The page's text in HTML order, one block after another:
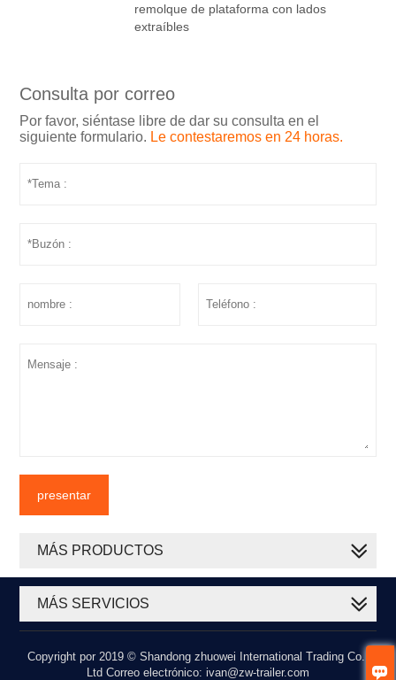

remolque de plataforma con lados
extraíbles
Consulta por correo
Por favor, siéntase libre de dar su consulta en el
siguiente formulario. Le contestaremos en 24 horas.
presentar
MÁS PRODUCTOS
MÁS SERVICIOS
Copyright por 2019 © Shandong zhuowei International Trading Co.,
Ltd Correo electrónico: ivan@zw-trailer.com